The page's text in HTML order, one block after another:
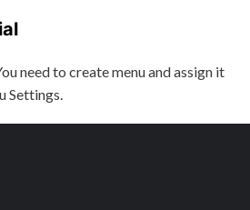
need to create menu and assign it
Settings.